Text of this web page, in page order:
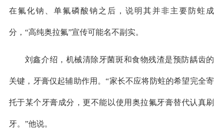
在氟化钠、单氟磷酸钠之后，说明其并非主要防蛀成
分，“高纯奥拉氟”宣传可能名不副实。
刘鑫介绍，机械清除牙菌斑和食物残渣是预防龋齿的
关键，牙膏仅起辅助作用。“家长不应将防蛀的希望完全寄
托于某个牙膏成分，更不能以使用奥拉氟牙膏替代认真刷
牙。”他说。